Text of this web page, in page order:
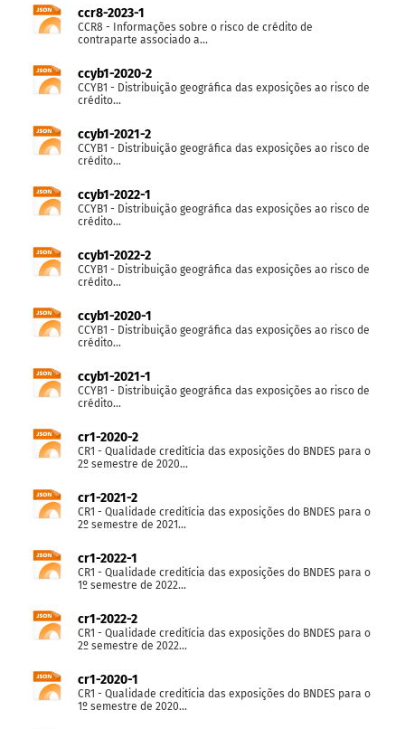
ccr8-2023-1
CCR8 - Informações sobre o risco de crédito de
contraparte associado a...
ccyb1-2020-2
CCYB1 - Distribuição geográfica das exposições ao risco de
crédito...
ccyb1-2021-2
CCYB1 - Distribuição geográfica das exposições ao risco de
crédito...
ccyb1-2022-1
CCYB1 - Distribuição geográfica das exposições ao risco de
crédito...
ccyb1-2022-2
CCYB1 - Distribuição geográfica das exposições ao risco de
crédito...
ccyb1-2020-1
CCYB1 - Distribuição geográfica das exposições ao risco de
crédito...
ccyb1-2021-1
CCYB1 - Distribuição geográfica das exposições ao risco de
crédito...
cr1-2020-2
CR1 - Qualidade creditícia das exposições do BNDES para o
2º semestre de 2020...
cr1-2021-2
CR1 - Qualidade creditícia das exposições do BNDES para o
2º semestre de 2021...
cr1-2022-1
CR1 - Qualidade creditícia das exposições do BNDES para o
1º semestre de 2022...
cr1-2022-2
CR1 - Qualidade creditícia das exposições do BNDES para o
2º semestre de 2022...
cr1-2020-1
CR1 - Qualidade creditícia das exposições do BNDES para o
1º semestre de 2020...